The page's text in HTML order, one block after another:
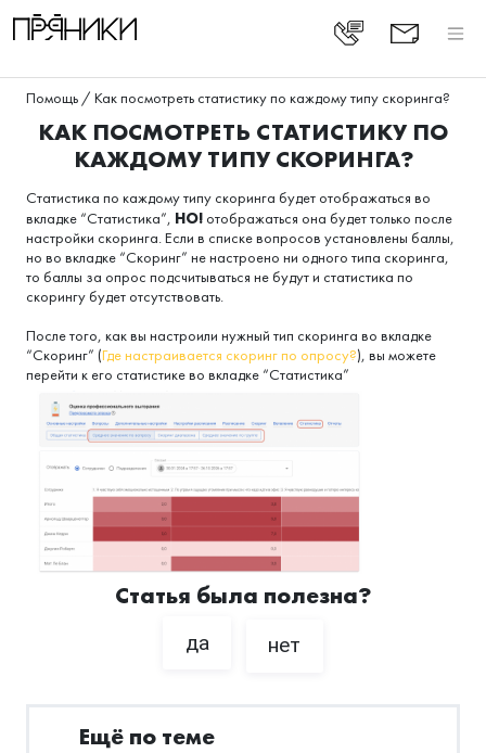
Помощь / Как посмотреть статистику по каждому типу скоринга?
КАК ПОСМОТРЕТЬ СТАТИСТИКУ ПО
КАЖДОМУ ТИПУ СКОРИНГА?
Статистика по каждому типу скоринга будет отображаться во
вкладке “Статистика”, НО! отображаться она будет только после
настройки скоринга. Если в списке вопросов установлены баллы,
но во вкладке “Скоринг” не настроено ни одного типа скоринга,
то баллы за опрос подсчитываться не будут и статистика по
скорингу будет отсутствовать.
После того, как вы настроили нужный тип скоринга во вкладке
“Скоринг” (Где настраивается скоринг по опросу?), вы можете
перейти к его статистике во вкладке “Статистика”
Статья была полезна?
да нет
Ещё по теме